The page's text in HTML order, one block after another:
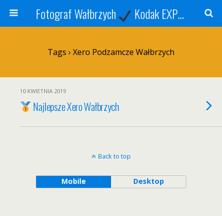
Fotograf Wałbrzych Kodak EXPRESS
Tags › Xero Podzamcze Wałbrzych
10 KWIETNIA 2019
Najlepsze Xero Wałbrzych
Back to top
Mobile Desktop